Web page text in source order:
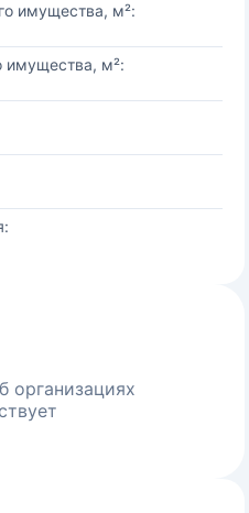
имущества, м²:
м²:
организациях